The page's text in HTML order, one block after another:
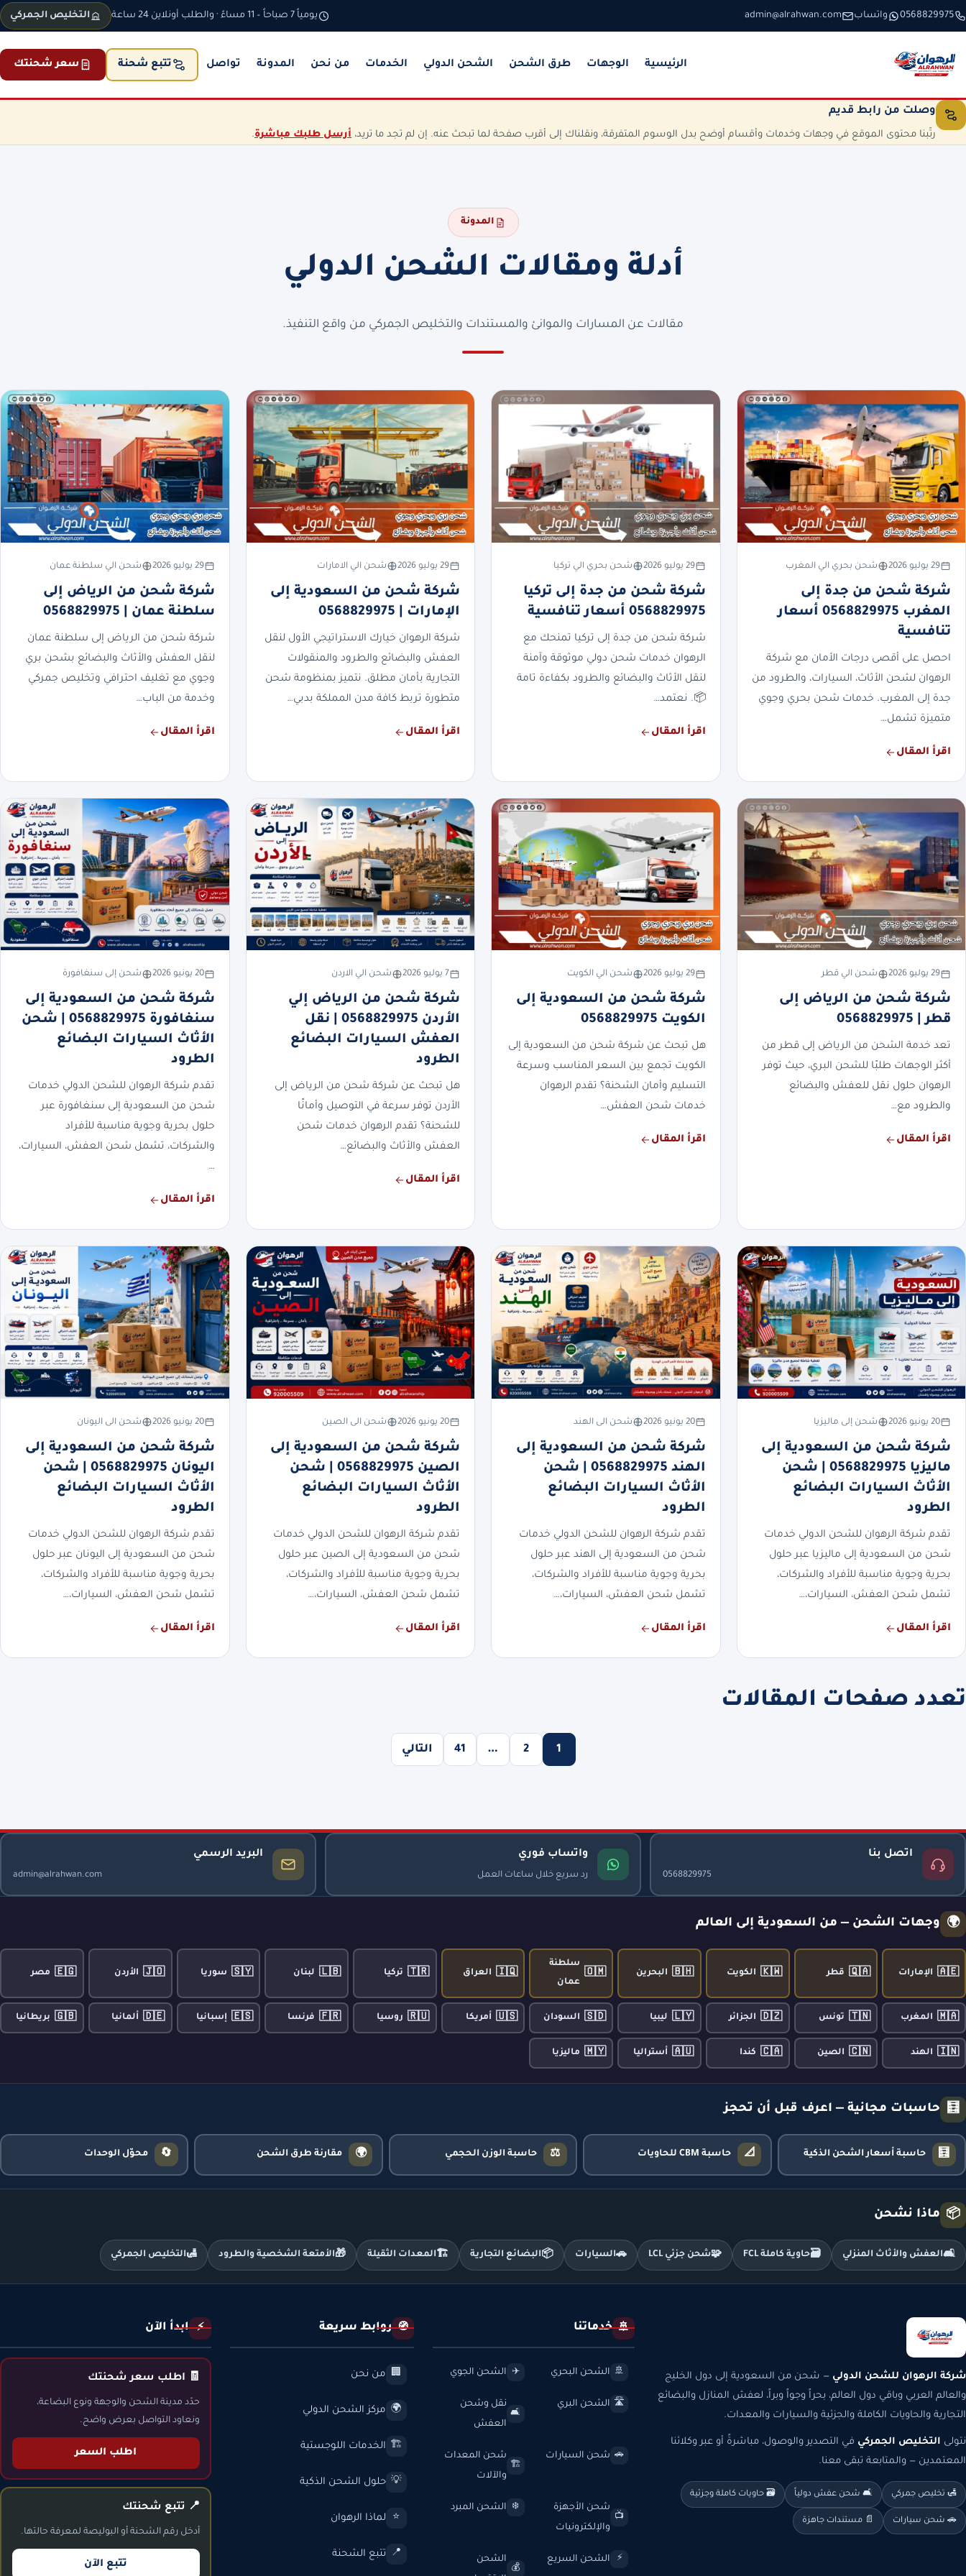
تخطَّ إلى المحتوى
0568829975 واتساب admin@alrahwan.com يومياً 7 صباحاً – 11 مساءً · والطلب أونلاين 24 ساعة التخليص الجمركي
الرئيسية الوجهات طرق الشحن الشحن الدولي الخدمات من نحن المدونة تواصل تتبع شحنة سعر شحنتك
وصلت من رابط قديم
رتّبنا محتوى الموقع في وجهات وخدمات وأقسام أوضح بدل الوسوم المتفرقة، ونقلناك إلى أقرب صفحة لما تبحث عنه. إن لم تجد ما تريد، أرسل طلبك مباشرة.
المدونة
أدلة ومقالات الشحن الدولي
مقالات عن المسارات والموانئ والمستندات والتخليص الجمركي من واقع التنفيذ.
29 يوليو 2026 شحن بحري الي المغرب
شركة شحن من جدة إلى
المغرب 0568829975 أسعار
تنافسية
احصل على أقصى درجات الأمان مع شركة
الرهوان لشحن الأثاث، السيارات، والطرود من
جدة إلى المغرب. خدمات شحن بحري وجوي
متميزة تشمل…
اقرأ المقال
29 يوليو 2026 شحن بحري الي تركيا
شركة شحن من جدة إلى تركيا
0568829975 أسعار تنافسية
شركة شحن من جدة إلى تركيا تمنحك مع
الرهوان خدمات شحن دولي موثوقة وآمنة
لنقل الأثاث والبضائع والطرود بكفاءة تامة
📦. نعتمد…
اقرأ المقال
29 يوليو 2026 شحن الي الامارات
شركة شحن من السعودية إلى
الإمارات | 0568829975
شركة الرهوان خيارك الاستراتيجي الأول لنقل
العفش والبضائع والطرود والمنقولات
التجارية بأمان مطلق. نتميز بمنظومة شحن
متطورة تربط كافة مدن المملكة بدبي…
اقرأ المقال
29 يوليو 2026 شحن الي سلطنة عمان
شركة شحن من الرياض إلى
سلطنة عمان | 0568829975
شركة شحن من الرياض إلى سلطنة عمان
لنقل العفش والأثاث والبضائع بشحن بري
وجوي مع تغليف احترافي وتخليص جمركي
وخدمة من الباب…
اقرأ المقال
29 يوليو 2026 شحن الي قطر
شركة شحن من الرياض إلى
قطر | 0568829975
تعد خدمة الشحن من الرياض إلى قطر من
أكثر الوجهات طلبًا للشحن البري، حيث توفر
الرهوان حلول نقل للعفش والبضائع
والطرود مع…
اقرأ المقال
29 يوليو 2026 شحن الي الكويت
شركة شحن من السعودية إلى
الكويت 0568829975
هل تبحث عن شركة شحن من السعودية إلى
الكويت تجمع بين السعر المناسب وسرعة
التسليم وأمان الشحنة؟ تقدم الرهوان
خدمات شحن العفش…
اقرأ المقال
7 يوليو 2026 شحن الي الاردن
شركة شحن من الرياض إلي
الأردن 0568829975 | نقل
العفش السيارات البضائع
الطرود
هل تبحث عن شركة شحن من الرياض إلى
الأردن توفر سرعة في التوصيل وأمانًا
للشحنة؟ تقدم الرهوان خدمات شحن
العفش والأثاث والبضائع…
اقرأ المقال
20 يونيو 2026 شحن إلى سنغافورة
شركة شحن من السعودية إلى
سنغافورة 0568829975 | شحن
الأثاث السيارات البضائع
الطرود
تقدم شركة الرهوان للشحن الدولي خدمات
شحن من السعودية إلى سنغافورة عبر
حلول بحرية وجوية مناسبة للأفراد
والشركات، تشمل شحن العفش، السيارات،
…
اقرأ المقال
20 يونيو 2026 شحن إلى ماليزيا
شركة شحن من السعودية إلى
ماليزيا 0568829975 | شحن
الأثاث السيارات البضائع
الطرود
تقدم شركة الرهوان للشحن الدولي خدمات
شحن من السعودية إلى ماليزيا عبر حلول
بحرية وجوية مناسبة للأفراد والشركات،
تشمل شحن العفش، السيارات،…
اقرأ المقال
20 يونيو 2026 شحن الى الهند
شركة شحن من السعودية إلى
الهند 0568829975 | شحن
الأثاث السيارات البضائع
الطرود
تقدم شركة الرهوان للشحن الدولي خدمات
شحن من السعودية إلى الهند عبر حلول
بحرية وجوية مناسبة للأفراد والشركات،
تشمل شحن العفش، السيارات،…
اقرأ المقال
20 يونيو 2026 شحن الى الصين
شركة شحن من السعودية إلى
الصين 0568829975 | شحن
الأثاث السيارات البضائع
الطرود
تقدم شركة الرهوان للشحن الدولي خدمات
شحن من السعودية إلى الصين عبر حلول
بحرية وجوية مناسبة للأفراد والشركات،
تشمل شحن العفش، السيارات،…
اقرأ المقال
20 يونيو 2026 شحن الى اليونان
شركة شحن من السعودية إلى
اليونان 0568829975 | شحن
الأثاث السيارات البضائع
الطرود
تقدم شركة الرهوان للشحن الدولي خدمات
شحن من السعودية إلى اليونان عبر حلول
بحرية وجوية مناسبة للأفراد والشركات،
تشمل شحن العفش، السيارات،…
اقرأ المقال
تعدد صفحات المقالات
1
2
…
41 التالي
اتصل بنا
0568829975
واتساب فوري
رد سريع خلال ساعات العمل
البريد الرسمي
admin@alrahwan.com
🌍 وجهات الشحن — من السعودية إلى العالم
🇦🇪 الإمارات 🇶🇦 قطر 🇰🇼 الكويت 🇧🇭 البحرين 🇴🇲
سلطنة
عمان
🇮🇶 العراق 🇹🇷 تركيا 🇱🇧 لبنان 🇸🇾 سوريا 🇯🇴 الأردن 🇪🇬 مصر
🇲🇦 المغرب 🇹🇳 تونس 🇩🇿 الجزائر 🇱🇾 ليبيا 🇸🇩 السودان 🇺🇸 أمريكا 🇷🇺 روسيا 🇫🇷 فرنسا 🇪🇸 إسبانيا 🇩🇪 ألمانيا 🇬🇧 بريطانيا
🇮🇳 الهند 🇨🇳 الصين 🇨🇦 كندا 🇦🇺 أستراليا 🇲🇾 ماليزيا
🧮 حاسبات مجانية — اعرف قبل أن تحجز
🧮 حاسبة أسعار الشحن الذكية 📐 حاسبة CBM للحاويات ⚖️ حاسبة الوزن الحجمي 🌍 مقارنة طرق الشحن 🔄 محوّل الوحدات
📦 ماذا نشحن
🛋️العفش والأثاث المنزلي 🗃️حاوية كاملة FCL 🧩شحن جزئي LCL 🚗السيارات 📦البضائع التجارية 🏗️المعدات الثقيلة 🎁الأمتعة الشخصية والطرود 🛃التخليص الجمركي
شركة الرهوان للشحن الدولي — شحن من السعودية إلى دول الخليج
والعالم العربي وباقي دول العالم، بحراً وجواً وبراً، لعفش المنازل والبضائع
التجارية والحاويات الكاملة والجزئية والسيارات والمعدات.
نتولى التخليص الجمركي في التصدير والوصول، مباشرةً أو عبر وكلائنا
المعتمدين — والمتابعة تبقى معنا.
🛃 تخليص جمركي 🛋️ شحن عفش دولياً 🗃️ حاويات كاملة وجزئية
🚗 شحن سيارات 📄 مستندات جاهزة
🚢 خدماتنا
🚢 الشحن البحري ✈️ الشحن الجوي
🛣️ الشحن البري
🛋️
نقل وشحن
العفش
🚗 شحن السيارات
🏗️
شحن المعدات
والآلات
📺
شحن الأجهزة
والإلكترونيات
❄️ الشحن المبرد
⚡ الشحن السريع
💰
الشحن
🧭 روابط سريعة
🏢 من نحن
🌍 مركز الشحن الدولي
🏗️ الخدمات اللوجستية
💡 حلول الشحن الذكية
⭐ لماذا الرهوان
📍 تتبع الشحنة
⚡ ابدأ الآن
🧾 اطلب سعر شحنتك
حدّد مدينة الشحن والوجهة ونوع البضاعة،
ونعاود التواصل بعرض واضح.
اطلب السعر
📍 تتبع شحنتك
أدخل رقم الشحنة أو البوليصة لمعرفة حالتها.
تتبع الآن